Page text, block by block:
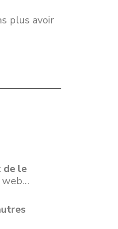
plus avoir
de le
web…